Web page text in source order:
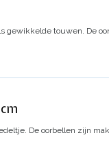
gewikkelde touwen. De
De oorbellen zijn